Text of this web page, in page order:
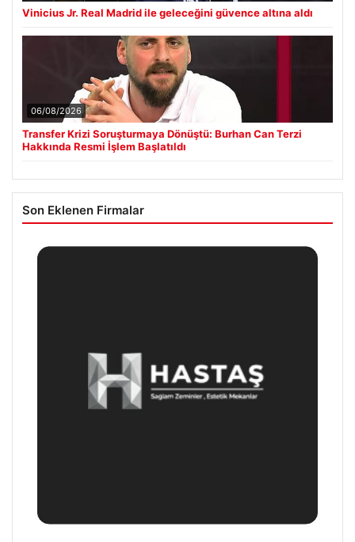
Vinicius Jr. Real Madrid ile geleceğini güvence altına aldı
06/08/2026
Transfer Krizi Soruşturmaya Dönüştü: Burhan Can Terzi
Hakkında Resmi İşlem Başlatıldı
Son Eklenen Firmalar